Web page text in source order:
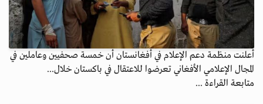
أعلنت منظمة دعم الإعلام في أفغانستان أن خمسة صحفيين وعاملين في
المجال الإعلامي الأفغاني تعرضوا للاعتقال في باكستان خلال...
متابعة القراءة ...